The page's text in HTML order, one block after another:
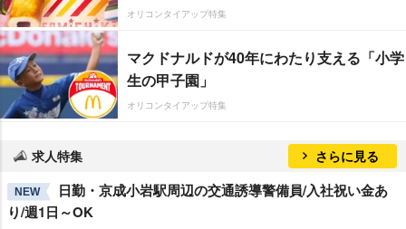
オリコンタイアップ特集
マクドナルドが40年にわたり支える「小学
生の甲子園」
オリコンタイアップ特集
求人特集 さらに見る
NEW
日勤・京成小岩駅周辺の交通誘導警備員/入社祝い金あ
り/週1日～OK